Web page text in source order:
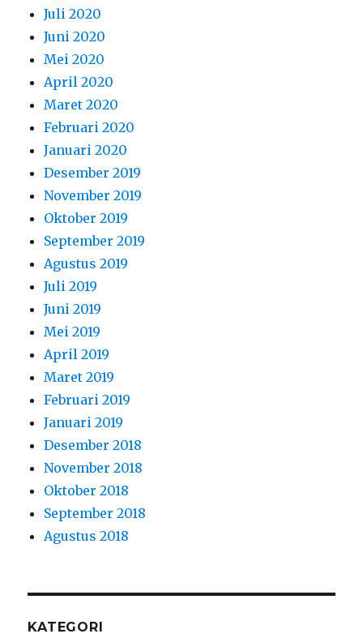
Juli 2020
Juni 2020
Mei 2020
April 2020
Maret 2020
Februari 2020
Januari 2020
Desember 2019
November 2019
Oktober 2019
September 2019
Agustus 2019
Juli 2019
Juni 2019
Mei 2019
April 2019
Maret 2019
Februari 2019
Januari 2019
Desember 2018
November 2018
Oktober 2018
September 2018
Agustus 2018
KATEGORI